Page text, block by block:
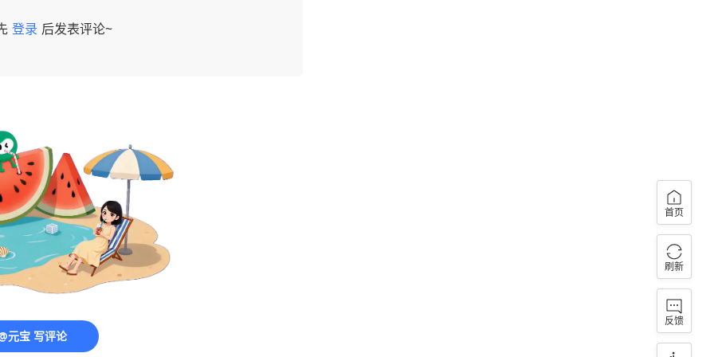
登录 后发表评论~
元宝 写评论
首页
刷新
反馈